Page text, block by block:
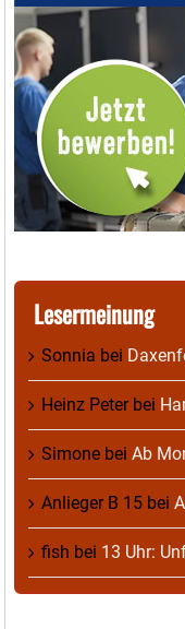
Lesermeinung
Sonnia bei
Heinz Peterbei
Simone bei Ab
Anlieger B 15 bei
fish bei 13 Uhr: